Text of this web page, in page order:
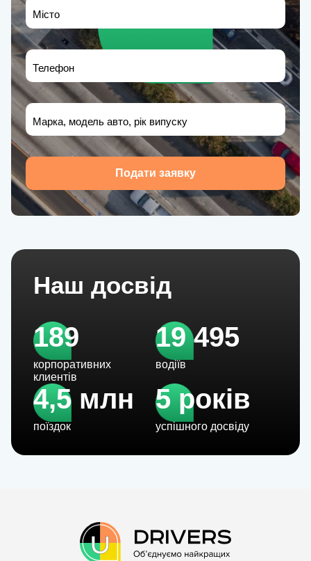
Місто
Телефон
Марка, модель авто, рік випуску
Подати заявку
Наш досвід
189
корпоративних
клиентів
19 495
водіїв
4,5 млн
поїздок
5 років
успішного досвіду